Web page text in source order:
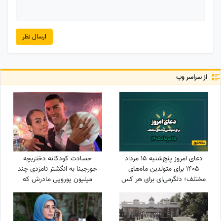
ارسال نظر
از سراسر وب
دعای امروز پنج‌شنبه 15 مرداد
1405 برای متولدین ماه‌های
مختلف؛ دلگرمی‌ای برای هر کس
که در آرزوها و نیازهای زندگی
مانده است
حسادت کودکانه دختربچه
جورجینا به انگشتر نامزدی چند
میلیون یورویی مادرش که
رونالدو به او هدیه داده بود!